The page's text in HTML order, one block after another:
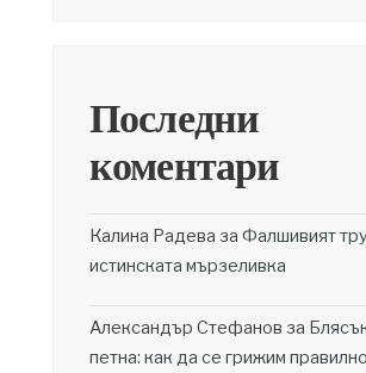
Последни
коментари
Калина Радева за Фалшивият
истинската мързеливка
Александър Стефанов за
петна: как да се грижим